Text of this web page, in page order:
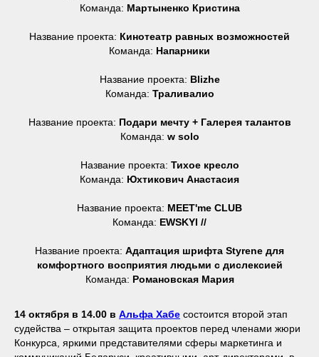
Команда: Мартыненко Кристина
Название проекта: Кинотеатр равных возможностей
Команда: Напарники
Название проекта: Blizhe
Команда: Траливалио
Название проекта: Подари мечту + Галерея талантов
Команда: w solo
Название проекта: Тихое кресло
Команда: Юхтикович Анастасия
Название проекта: MEET'me CLUB
Команда: EWSKYI //
Название проекта: Адаптация шрифта Styrene для
комфортного восприятия людьми с дислексией
Команда: Романовская Мария
14 октября в 14.00 в Альфа Хабе состоится второй этап
судейства – открытая защита проектов перед членами жюри
Конкурса, яркими представителями сферы маркетинга и